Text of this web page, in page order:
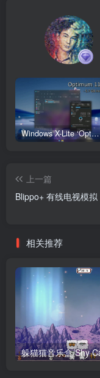
Windows X-Lite ‘Optimum 11’ 25H2 Pro v2
上一篇
Blippo+ 有线电视模拟
相关推荐